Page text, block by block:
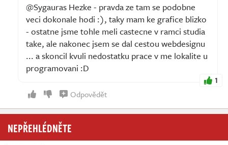
@Sygauras Hezke - pravda ze tam se podobne
veci dokonale hodi :), taky mam ke grafice blizko
- ostatne jsme tohle meli castecne v ramci studia
take, ale nakonec jsem se dal cestou webdesignu
... a skoncil kvuli nedostatku prace v me lokalite u
programovani :D
1
Odpovědět
NEPŘEHLÉDNĚTE